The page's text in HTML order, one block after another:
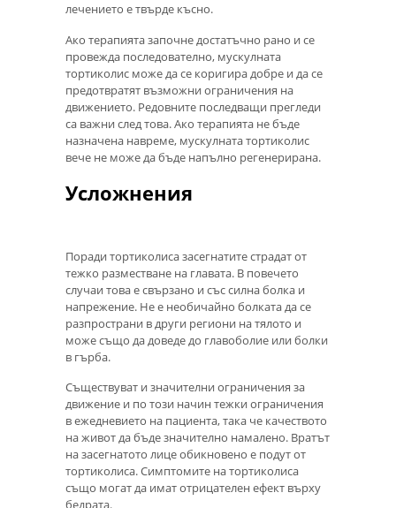
лечението е твърде късно.
Ако терапията започне достатъчно рано и се
провежда последователно, мускулната
тортиколис може да се коригира добре и да се
предотвратят възможни ограничения на
движението. Редовните последващи прегледи
са важни след това. Ако терапията не бъде
назначена навреме, мускулната тортиколис
вече не може да бъде напълно регенерирана.
Усложнения
Поради тортиколиса засегнатите страдат от
тежко разместване на главата. В повечето
случаи това е свързано и със силна болка и
напрежение. Не е необичайно болката да се
разпространи в други региони на тялото и
може също да доведе до главоболие или болки
в гърба.
Съществуват и значителни ограничения за
движение и по този начин тежки ограничения
в ежедневието на пациента, така че качеството
на живот да бъде значително намалено. Вратът
на засегнатото лице обикновено е подут от
тортиколиса. Симптомите на тортиколиса
също могат да имат отрицателен ефект върху
бедрата.